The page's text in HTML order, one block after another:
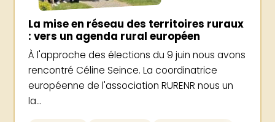
La mise en réseau des territoires ruraux
: vers un agenda rural européen
À l'approche des élections du 9 juin nous avons
rencontré Céline Seince. La coordinatrice
européenne de l'association RURENR nous un
la...